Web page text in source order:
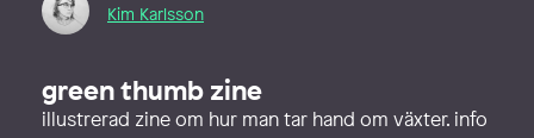
Kim Karlsson
green thumb zine
illustrerad zine om hur man tar hand om växter. info